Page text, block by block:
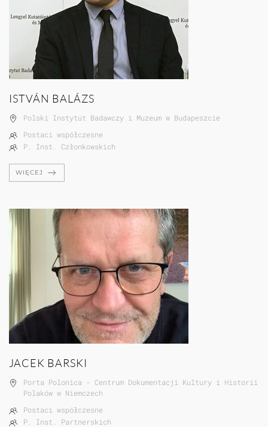
ISTVÁN BALÁZS
Polski Instytut Badawczy i Muzeum w Budapeszcie
Postaci współczesne
P. Inst. Członkowskich
WIĘCEJ
JACEK BARSKI
Porta Polonica - Centrum Dokumentacji Kultury i Historii
Polaków w Niemczech
Postaci współczesne
P. Inst. Partnerskich